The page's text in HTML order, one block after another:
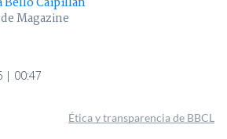
Magazine
| 00:47
Ética y transparencia de BBCL